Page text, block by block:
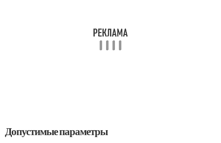
Допустимые параметры